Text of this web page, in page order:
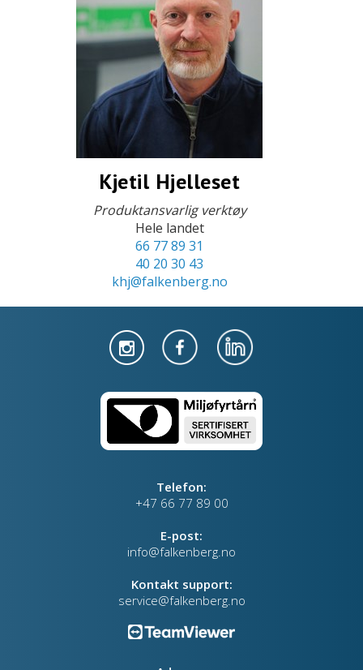
Kjetil Hjelleset
Produktansvarlig verktøy
Hele landet
66 77 89 31
40 20 30 43
khj@falkenberg.no
Telefon:
+47 66 77 89 00
E-post:
info@falkenberg.no
Kontakt support:
service@falkenberg.no